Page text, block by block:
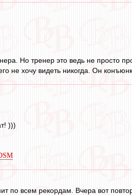
Но тренер это ведь не просто
не хочу видеть никогда. Он
)))
по всем рекордам. Вчера вот